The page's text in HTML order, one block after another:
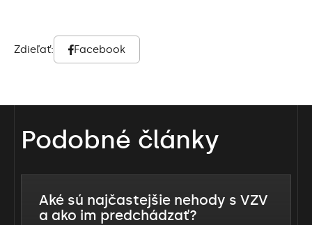
Zdieľať: Facebook
Podobné články
Aké sú najčastejšie nehody s VZV
a ako im predchádzať?